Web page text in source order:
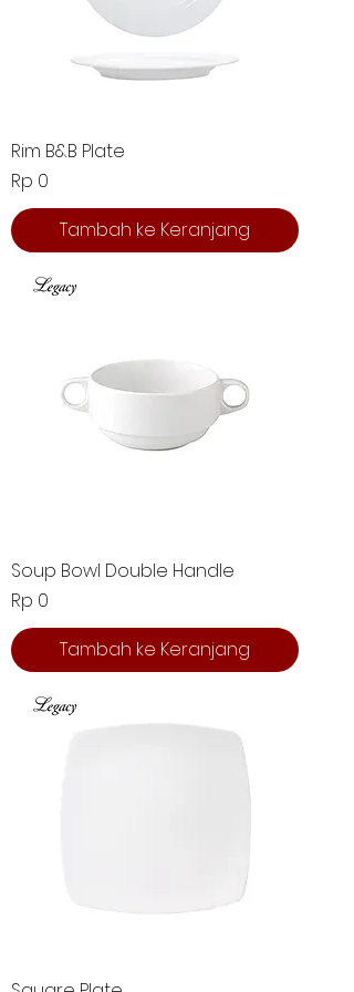
Rim B&B Plate
Harga
Rp 0
Tambah ke Keranjang
Soup Bowl Double Handle
Harga
Rp 0
Tambah ke Keranjang